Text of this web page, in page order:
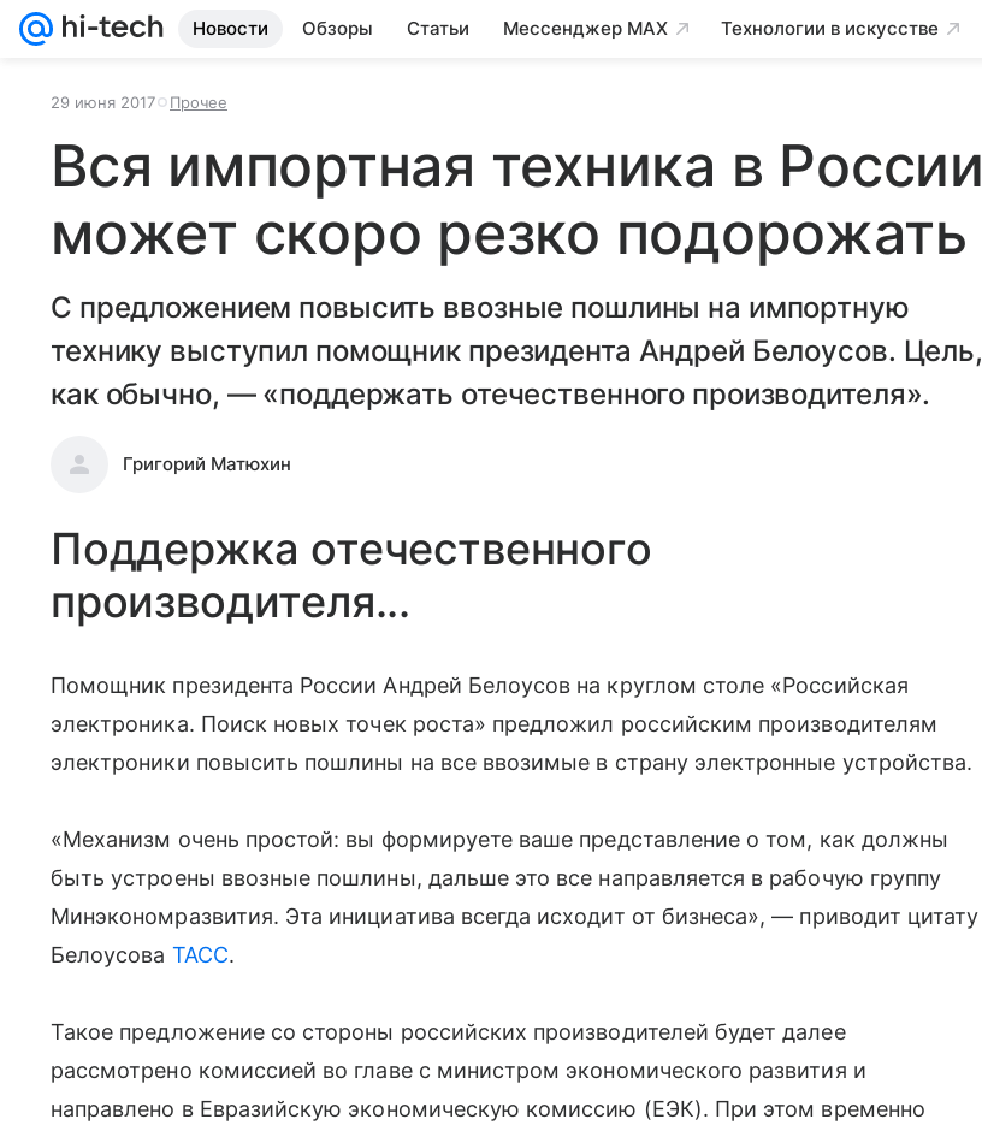
Новости Обзоры Статьи Мессенджер MAX Технологии в искусстве
29 июня 2017 Прочее
Вся импортная техника в России
может скоро резко подорожать
С предложением повысить ввозные пошлины на импортную
технику выступил помощник президента Андрей Белоусов. Цель,
как обычно, — «поддержать отечественного производителя».
Григорий Матюхин
Поддержка отечественного
производителя...
Помощник президента России Андрей Белоусов на круглом столе «Российская
электроника. Поиск новых точек роста» предложил российским производителям
электроники повысить пошлины на все ввозимые в страну электронные устройства.
«Механизм очень простой: вы формируете ваше представление о том, как должны
быть устроены ввозные пошлины, дальше это все направляется в рабочую группу
Минэкономразвития. Эта инициатива всегда исходит от бизнеса», — приводит цитату
Белоусова ТАСС.
Такое предложение со стороны российских производителей будет далее
рассмотрено комиссией во главе с министром экономического развития и
направлено в Евразийскую экономическую комиссию (ЕЭК). При этом временно